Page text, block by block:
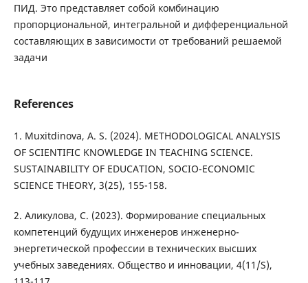
ПИД. Это представляет собой комбинацию
пропорциональной, интегральной и дифференциальной
составляющих в зависимости от требований решаемой
задачи
References
1. Muxitdinova, A. S. (2024). METHODOLOGICAL ANALYSIS
OF SCIENTIFIC KNOWLEDGE IN TEACHING SCIENCE.
SUSTAINABILITY OF EDUCATION, SOCIO-ECONOMIC
SCIENCE THEORY, 3(25), 155-158.
2. Аликулова, С. (2023). Формирование специальных
компетенций будущих инженеров инженерно-
энергетической профессии в технических высших
учебных заведениях. Общество и инновации, 4(11/S),